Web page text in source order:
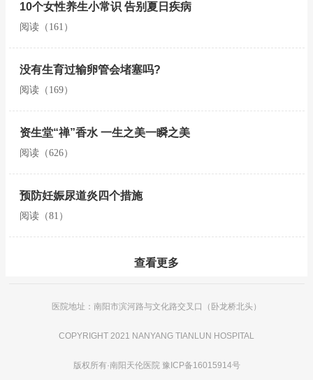
10个女性养生小常识 告别夏日疾病
阅读（161）
没有生育过输卵管会堵塞吗?
阅读（169）
资生堂“禅”香水 一生之美一瞬之美
阅读（626）
预防妊娠尿道炎四个措施
阅读（81）
查看更多
医院地址：南阳市滨河路与文化路交叉口（卧龙桥北头）
COPYRIGHT 2021 NANYANG TIANLUN HOSPITAL
版权所有·南阳天伦医院 豫ICP备16015914号